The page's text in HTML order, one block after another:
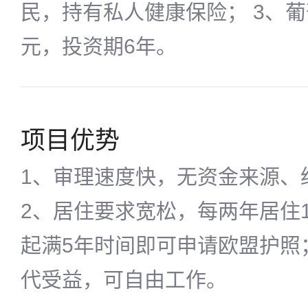
民，持有私人健康保险； 3、
元，投资期6年。
项目优势
1、审理速度快，无资金来源
2、居住要求宽松，每两年居
起满5年时间即可申请欧盟护
代受益，可自由工作。